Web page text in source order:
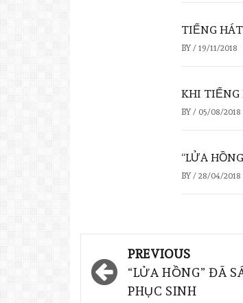
TIẾNG
BY / 19/11/2018
KHI TIẾNG
BY / 05/08/2018
“LỬA
BY / 28/04/2018
PREVIOUS
“LỬA HỒNG” ĐÃ
PHỤC SINH